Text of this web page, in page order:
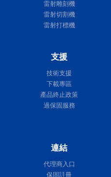
雷射雕刻機
雷射切割機
雷射打標機
支援
技術支援
下載專區
產品終止政策
過保固服務
連結
代理商入口
保固註冊